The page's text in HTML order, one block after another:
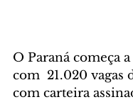
O Paraná começa
com  21.020 vagas
com carteira